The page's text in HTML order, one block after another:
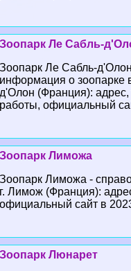
Зоопарк Ле Сабль-
Зоопарк Ле Сабль-
информация о зоопарке
д'Олон (Франция):
работы, официальный
Зоопарк Лиможа
Зоопарк Лиможа -
г. Лимож (Франция):
официальный сайт в
Зоопарк Люнарет